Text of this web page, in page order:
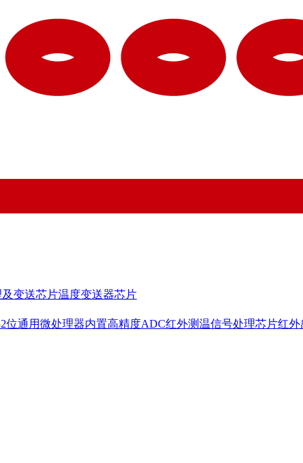
变送芯片温度变送器芯片
位通用微处理器内置高精度ADC红外测温信号处理芯片红外